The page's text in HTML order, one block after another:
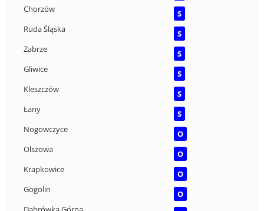
Chorzów
S
Ruda Śląska
S
Zabrze
S
Gliwice
S
Kleszczów
S
Łany
S
Nogowczyce
O
Olszowa
O
Krapkowice
O
Gogolin
O